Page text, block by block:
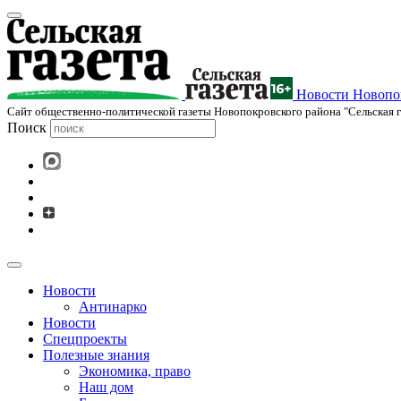
Новости
Cайт общественно-политической газеты Новопокровского района "Сельская
Поиск
Новости
Антинарко
Новости
Спецпроекты
Полезные знания
Экономика, право
Наш дом